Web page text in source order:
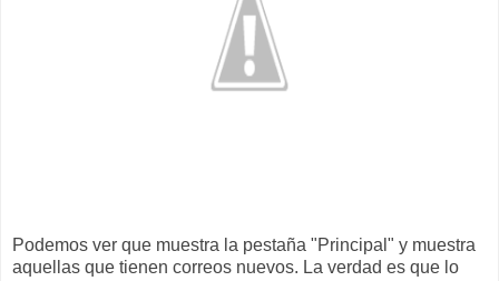
Podemos ver que muestra la pestaña "Principal" y muestra
aquellas que tienen correos nuevos. La verdad es que lo